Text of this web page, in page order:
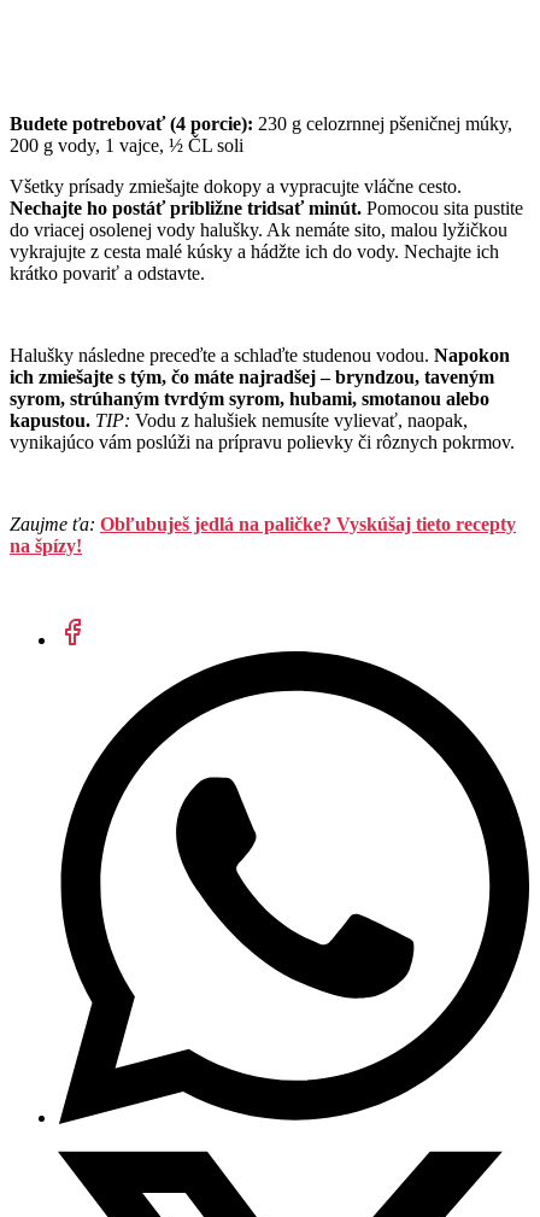
Budete potrebovať (4 porcie): 230 g celozrnnej pšeničnej múky,
200 g vody, 1 vajce, ½ ČL soli
Všetky prísady zmiešajte dokopy a vypracujte vláčne cesto.
Nechajte ho postáť približne tridsať minút. Pomocou sita pustite
do vriacej osolenej vody halušky. Ak nemáte sito, malou lyžičkou
vykrajujte z cesta malé kúsky a hádžte ich do vody. Nechajte ich
krátko povariť a odstavte.
Halušky následne preceďte a schlaďte studenou vodou. Napokon
ich zmiešajte s tým, čo máte najradšej – bryndzou, taveným
syrom, strúhaným tvrdým syrom, hubami, smotanou alebo
kapustou. TIP: Vodu z halušiek nemusíte vylievať, naopak,
vynikajúco vám poslúži na prípravu polievky či rôznych pokrmov.
Zaujme ťa: Obľubuješ jedlá na paličke? Vyskúšaj tieto recepty
na špízy!